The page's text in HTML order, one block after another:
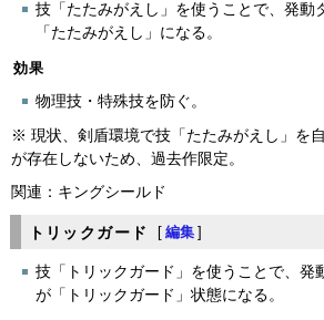
技「たたみがえし」を使うことで、発動
「たたみがえし」になる。
効果
物理技・特殊技を防ぐ。
※ 現状、剣盾環境で技「たたみがえし」を
が存在しないため、過去作限定。
関連：キングシールド
トリックガード [ 編集 ]
技「トリックガード」を使うことで、発
が「トリックガード」状態になる。